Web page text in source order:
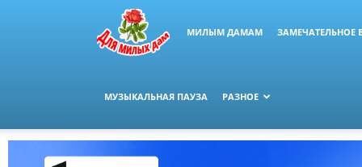
МИЛЫМ ДАМАМ ЗАМЕЧАТЕЛЬНОЕ
МУЗЫКАЛЬНАЯ ПАУЗА РАЗНОЕ